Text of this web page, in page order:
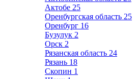
Актобе 25
Оренбургская область 25
Оренбург 16
Бузулук 2
Орск 2
Рязанская область 24
Рязань 18
Скопин 1